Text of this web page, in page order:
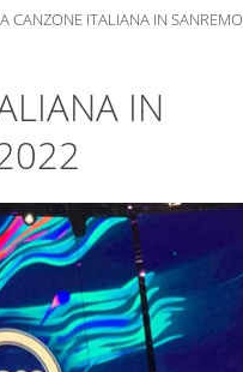
CANZONE ITALIANA IN SANREMO
IN